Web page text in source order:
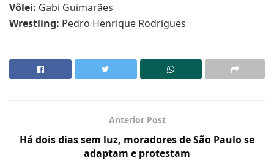
Vôlei: Gabi Guimarães
Wrestling: Pedro Henrique Rodrigues
Anterior Post
Há dois dias sem luz, moradores de São Paulo se
adaptam e protestam